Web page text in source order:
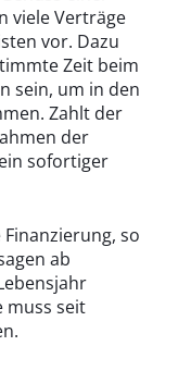
viele Verträge
vor. Dazu
Zeit beim
sein, um in den
Zahlt der
der
sofortiger
so
ab
muss seit